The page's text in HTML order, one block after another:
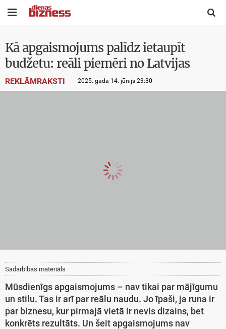
 
Kā apgaismojums palīdz ietaupīt
budžetu: reāli piemēri no Latvijas
REKLĀMRAKSTI 2025. gada 14. jūnijs 23:30
Sadarbības materiāls
Mūsdienīgs apgaismojums – nav tikai par mājīgumu
un stilu. Tas ir arī par reālu naudu. Jo īpaši, ja runa ir
par biznesu, kur pirmajā vietā ir nevis dizains, bet
konkrēts rezultāts. Un šeit apgaismojums nav